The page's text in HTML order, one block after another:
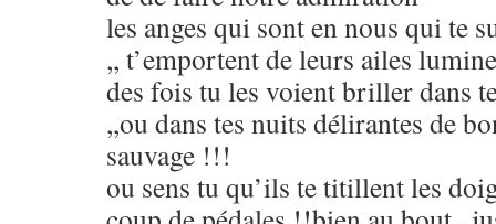
les anges qui sont en nous qui te
,, t’emportent de leurs ailes
des fois tu les voient briller dans
,,ou dans tes nuits délirantes de
sauvage !!!
ou sens tu qu’ils te titillent les